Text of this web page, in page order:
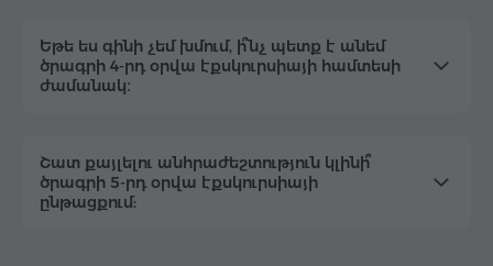
Եթե ​​ես գինի չեմ խմում, ի՞նչ պետք է անեմ
ծրագրի 4-րդ օրվա էքսկուրսիայի համտեսի
ժամանակ։
Շատ քայլելու անհրաժեշտություն կլինի՞
ծրագրի 5-րդ օրվա էքսկուրսիայի
ընթացքում: